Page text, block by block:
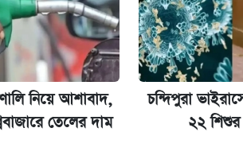
যা
দাম ও ফিচার
নিয়ে আশাবাদ,
তেলের দাম
চন্দিপুরা
২২